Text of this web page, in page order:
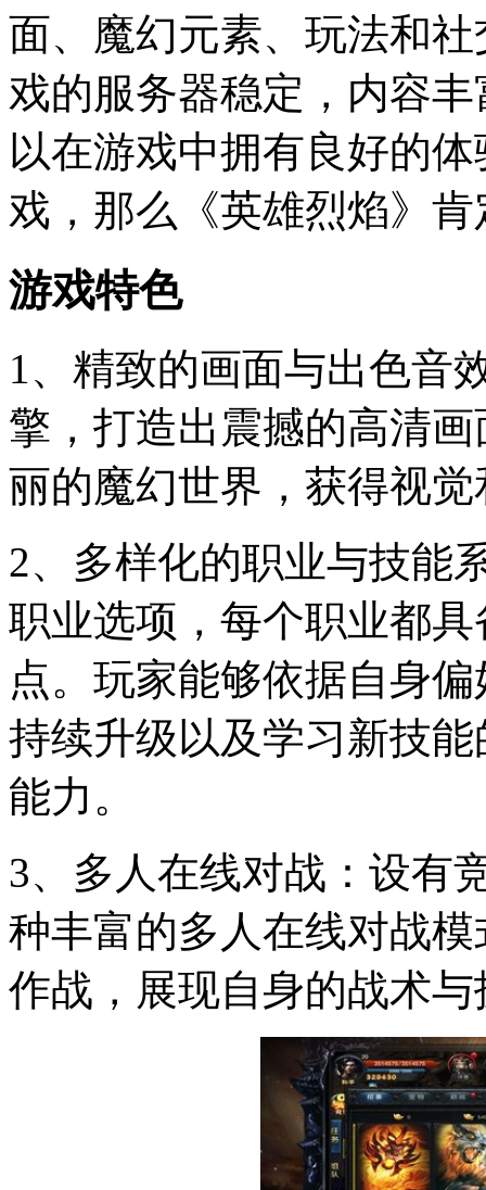
面、魔幻元素、玩法和
戏的服务器稳定，内容
以在游戏中拥有良好的
戏，那么《英雄烈焰》
游戏特色
1、精致的画面与出色音
擎，打造出震撼的高清
丽的魔幻世界，获得视
2、多样化的职业与技能
职业选项，每个职业都
点。玩家能够依据自身
持续升级以及学习新技
能力。
3、多人在线对战：设有
种丰富的多人在线对战
作战，展现自身的战术